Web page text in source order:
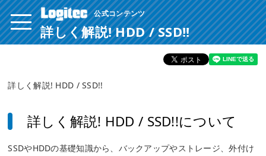
公式コンテンツ
詳しく解説! HDD / SSD!!
詳しく解説! HDD / SSD!!
詳しく解説! HDD / SSD!!について
SSDやHDDの基礎知識から、バックアップやストレージ、外付け